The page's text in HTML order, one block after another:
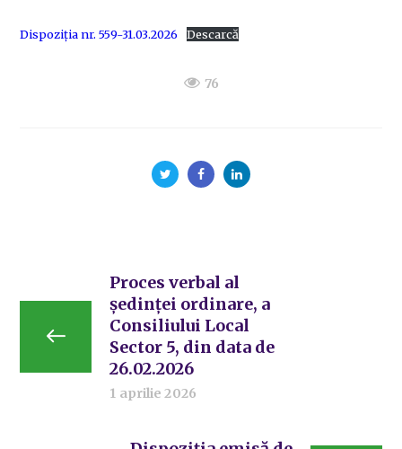
Dispoziția nr. 559-31.03.2026 Descarcă
76
Proces verbal al
ședinței ordinare, a
Consiliului Local
Sector 5, din data de
26.02.2026
1 aprilie 2026